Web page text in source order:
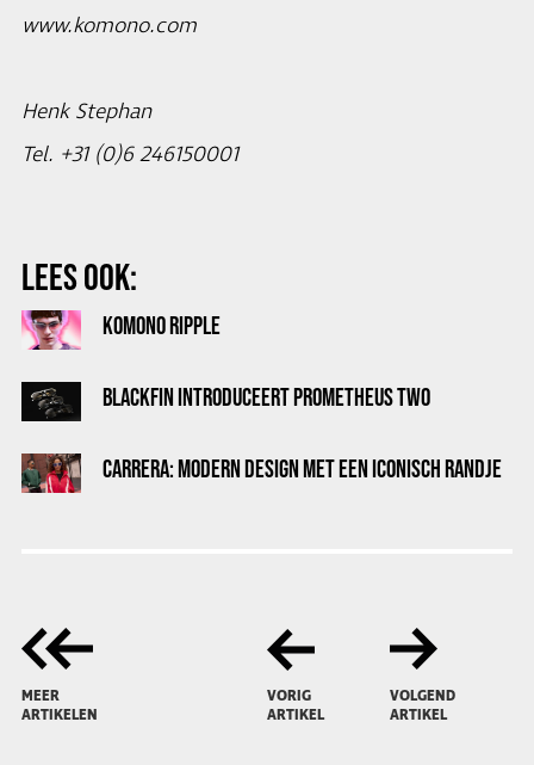
www.komono.com
Henk Stephan
Tel. +31 (0)6 246150001
LEES OOK:
KOMONO RIPPLE
BLACKFIN INTRODUCEERT PROMETHEUS TWO
CARRERA: MODERN DESIGN MET EEN ICONISCH RANDJE
MEER
ARTIKELEN
VORIG
ARTIKEL
VOLGEND
ARTIKEL